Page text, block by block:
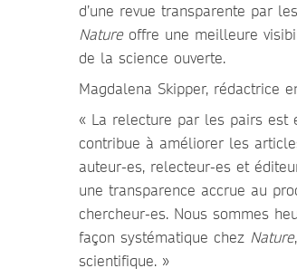
d’une revue transparente par
Natureoffre une meilleure
de la science ouverte.
Magdalena Skipper, rédactrice
« La relecture par les pairs est
contribue à améliorer les
auteur-es, relecteur-es et
une transparence accrue au
chercheur-es. Nous sommes
façon systématique chez Nature
scientifique. »